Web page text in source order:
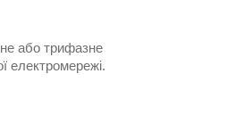
або трифазне
електромережі.